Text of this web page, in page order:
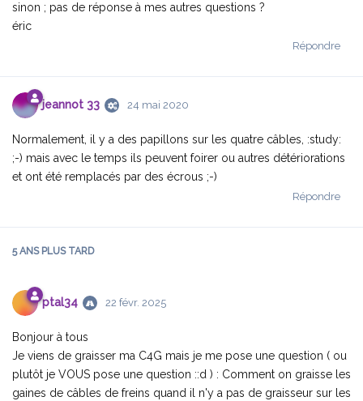
sinon ; pas de réponse à mes autres questions ?
éric
Répondre
jeannot 33 24 mai 2020
Normalement, il y a des papillons sur les quatre câbles, :study:
;-) mais avec le temps ils peuvent foirer ou autres détériorations
et ont été remplacés par des écrous ;-)
Répondre
5 ANSPLUS TARD
ptal34 22 févr. 2025
Bonjour à tous
Je viens de graisser ma C4G mais je me pose une question ( ou
plutôt je VOUS pose une question ::d ) : Comment on graisse les
gaines de câbles de freins quand il n'y a pas de graisseur sur les